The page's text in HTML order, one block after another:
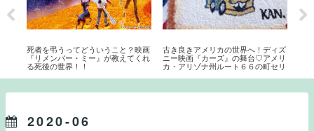
死者を弔うってどういうこと？映画
『リメンバー・ミー』が教えてくれ
る死後の世界！！
古き良きアメリカの世界へ！ディズ
ニー映画『カーズ』の舞台♡アメリ
カ・アリゾナ州ルート６６の町セリ
2020-06